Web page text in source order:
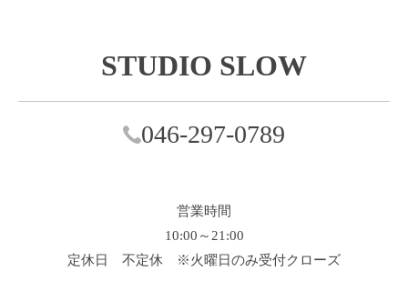
STUDIO SLOW
046-297-0789
営業時間
10:00～21:00
定休日 不定休 ※火曜日のみ受付クローズ